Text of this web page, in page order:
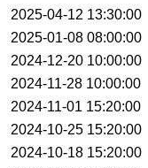
2025-04-12 13:30:00
2025-01-08 08:00:00
2024-12-20 10:00:00
2024-11-28 10:00:00
2024-11-01 15:20:00
2024-10-25 15:20:00
2024-10-18 15:20:00